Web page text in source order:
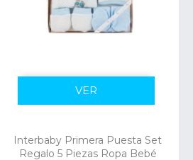
Interbaby Primera Puesta Set
Regalo 5 Piezas Ropa Bebé
VER